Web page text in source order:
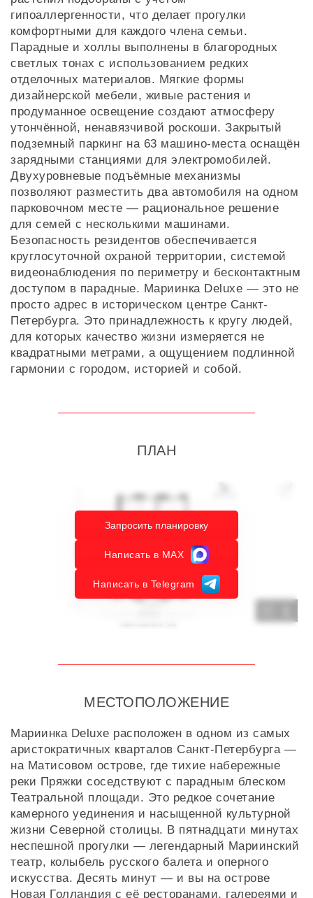
гипоаллергенности, что делает прогулки
комфортными для каждого члена семьи.
Парадные и холлы выполнены в благородных
светлых тонах с использованием редких
отделочных материалов. Мягкие формы
дизайнерской мебели, живые растения и
продуманное освещение создают атмосферу
утончённой, ненавязчивой роскоши. Закрытый
подземный паркинг на 63 машино-места оснащён
зарядными станциями для электромобилей.
Двухуровневые подъёмные механизмы
позволяют разместить два автомобиля на одном
парковочном месте — рациональное решение
для семей с несколькими машинами.
Безопасность резидентов обеспечивается
круглосуточной охраной территории, системой
видеонаблюдения по периметру и бесконтактным
доступом в парадные. Мариинка Deluxe — это не
просто адрес в историческом центре Санкт-
Петербурга. Это принадлежность к кругу людей,
для которых качество жизни измеряется не
квадратными метрами, а ощущением подлинной
гармонии с городом, историей и собой.
ПЛАН
Запросить планировку
Написать в MAX
Написать в Telegram
МЕСТОПОЛОЖЕНИЕ
Мариинка Deluxe расположен в одном из самых
аристократичных кварталов Санкт-Петербурга —
на Матисовом острове, где тихие набережные
реки Пряжки соседствуют с парадным блеском
Театральной площади. Это редкое сочетание
камерного уединения и насыщенной культурной
жизни Северной столицы. В пятнадцати минутах
неспешной прогулки — легендарный Мариинский
театр, колыбель русского балета и оперного
искусства. Десять минут — и вы на острове
Новая Голландия с её ресторанами, галереями и